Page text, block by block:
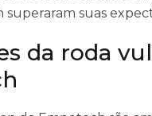
suas
da roda